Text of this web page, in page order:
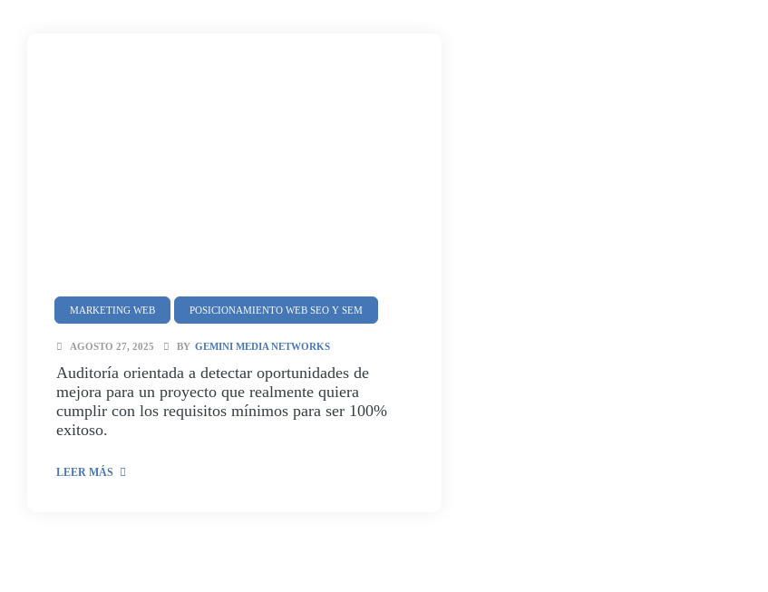
MARKETING WEB POSICIONAMIENTO WEB SEO Y SEM
Auditoría orientada a detectar oportunidades de
mejora para un proyecto que realmente quiera
cumplir con los requisitos mínimos para ser 100%
exitoso.
AGOSTO 27, 2025 BY GEMINI MEDIA NETWORKS
LEER MÁS